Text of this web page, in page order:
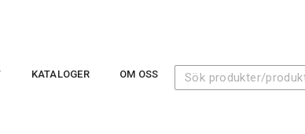
KATALOGER OM OSS